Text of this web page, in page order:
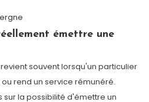
émettre une
souvent lorsqu'un particulier
rend un service rémunéré.
la possibilité d'émettre un